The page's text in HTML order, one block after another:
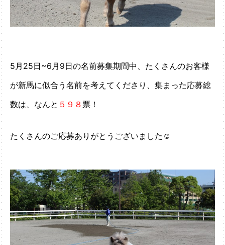
5月25日~6月9日の名前募集期間中、たくさんのお客様
が新馬に似合う名前を考えてくださ り、集まった応募総
数は、なんと ５９８ 票！
たくさんのご応募ありがとうございました☺